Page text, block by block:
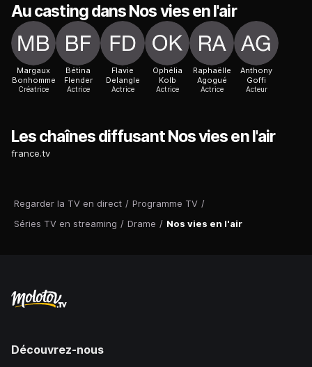
Regarder la TV en direct / Programme TV /
Séries TV en streaming / Drame / Nos vies en l'air
Au casting dans Nos vies en l'air
Margaux
Bonhomme
Créatrice
Bétina
Flender
Actrice
Flavie
Delangle
Actrice
Ophélia
Kolb
Actrice
Raphaëlle
Agogué
Actrice
Anthony
Goffi
Acteur
Les chaînes diffusant Nos vies en l'air
france.tv
Découvrez-nous